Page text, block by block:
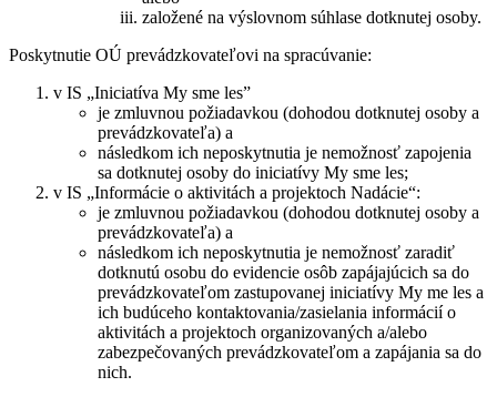
založené na výslovnom súhlase dotknutej osoby.
Poskytnutie OÚ prevádzkovateľovi na spracúvanie:
v IS „Iniciatíva My sme les”
je zmluvnou požiadavkou (dohodou dotknutej osoby a
prevádzkovateľa) a
následkom ich neposkytnutia je nemožnosť zapojenia
sa dotknutej osoby do iniciatívy My sme les;
v IS „Informácie o aktivitách a projektoch Nadácie“:
je zmluvnou požiadavkou (dohodou dotknutej osoby a
prevádzkovateľa) a
následkom ich neposkytnutia je nemožnosť zaradiť
dotknutú osobu do evidencie osôb zapájajúcich sa do
prevádzkovateľom zastupovanej iniciatívy My me les a
ich budúceho kontaktovania/zasielania informácií o
aktivitách a projektoch organizovaných a/alebo
zabezpečovaných prevádzkovateľom a zapájania sa do
nich.